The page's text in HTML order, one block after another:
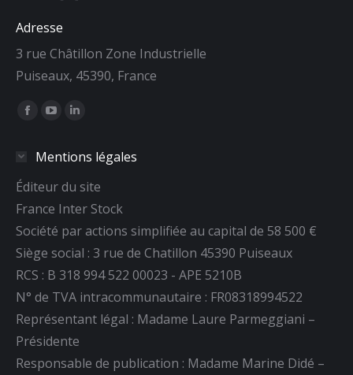
Adresse
3 rue Châtillon Zone Industrielle
Puiseaux, 45390, France
Trouvez nous sur :
La
Facebook
s'ouvre
nouvelle
fenêtre
La
YouTube
s'ouvre
dans
nouvelle
fenêtre
La
LinkedIn
s'ouvre
dans
fenêtre
Mentions légales
Éditeur du site
France Inter Stock
Société par actions simplifiée au capital de 58 500 €
Siège social : 3 rue de Chatillon 45390 Puiseaux
RCS : B 318 994 522 00023 - APE 5210B
N° de TVA intracommunautaire : FR08318994522
Représentant légal : Madame Laure Parmeggiani –
Présidente
Responsable de publication : Madame Marine Didé –